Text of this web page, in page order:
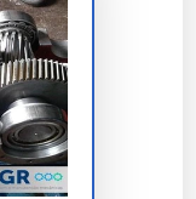
empresa de
a vida útil e
sua linha de
de
setores,
nossos clientes.